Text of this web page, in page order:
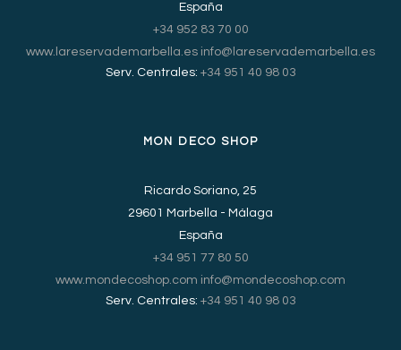
España
+34 952 83 70 00
www.lareservademarbella.es info@lareservademarbella.es
Serv. Centrales: +34 951 40 98 03
MON DECO SHOP
Ricardo Soriano, 25
29601 Marbella - Málaga
España
+34 951 77 80 50
www.mondecoshop.com info@mondecoshop.com
Serv. Centrales: +34 951 40 98 03